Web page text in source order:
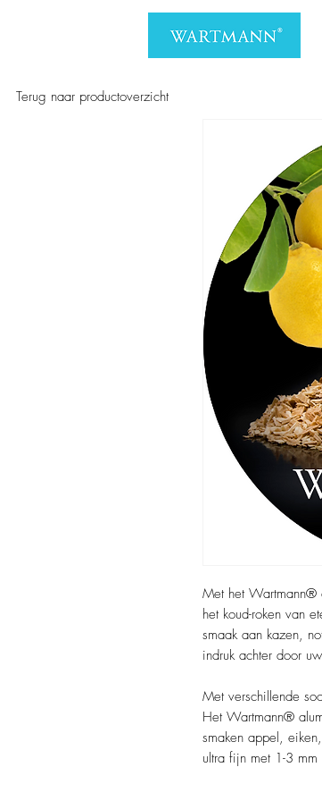
Met het Wartmann®
het koud-roken van
smaak aan kazen,
indruk achter door
Met verschillende
Het Wartmann®
smaken appel,
ultra fijn met 1-3
Terug naar productoverzicht